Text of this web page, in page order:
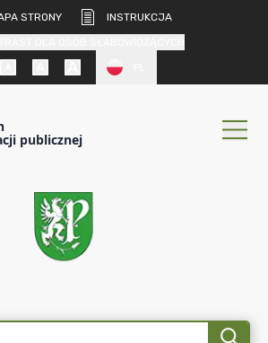
STRONY
INSTRUKCJA
publicznej